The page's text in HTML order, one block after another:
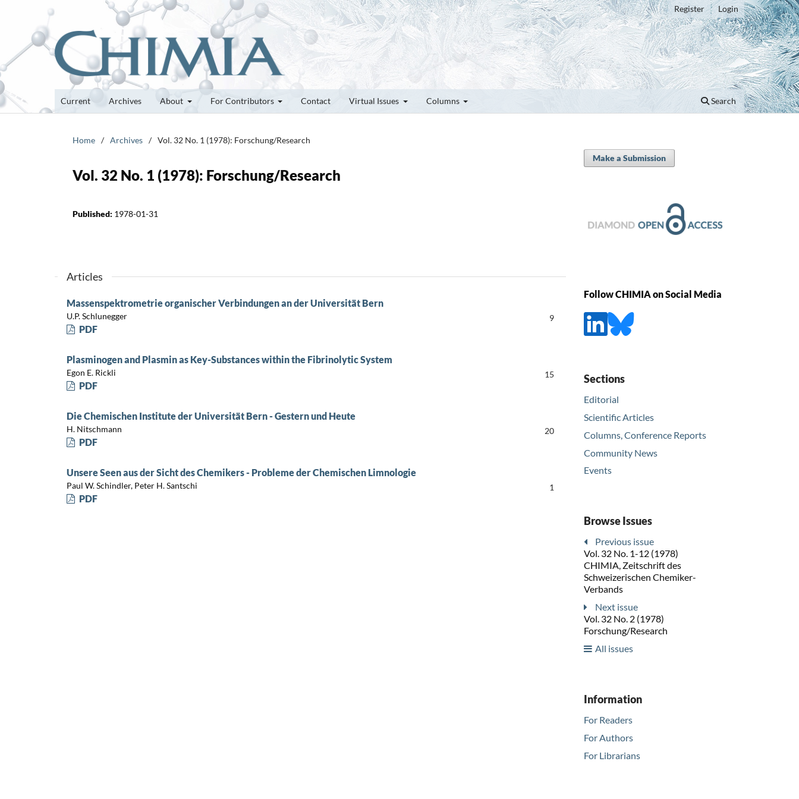
Current Archives About For Contributors Contact Virtual Issues Columns Search
Register Login
Home / Archives / Vol. 32 No. 1 (1978): Forschung/Research
Vol. 32 No. 1 (1978): Forschung/Research
Published: 1978-01-31
Articles
Massenspektrometrie organischer Verbindungen an der Universität Bern
U.P. Schlunegger 9
PDF
Plasminogen and Plasmin as Key-Substances within the Fibrinolytic System
Egon E. Rickli 15
PDF
Die Chemischen Institute der Universität Bern - Gestern und Heute
H. Nitschmann 20
PDF
Unsere Seen aus der Sicht des Chemikers - Probleme der Chemischen Limnologie
Paul W. Schindler, Peter H. Santschi 1
PDF
Make a Submission
Follow CHIMIA on Social Media
Sections
Editorial
Scientific Articles
Columns, Conference Reports
Community News
Events
Browse Issues
Previous issue
Vol. 32 No. 1-12 (1978)
CHIMIA, Zeitschrift des
Schweizerischen Chemiker-
Verbands
Next issue
Vol. 32 No. 2 (1978)
Forschung/Research
All issues
Information
For Readers
For Authors
For Librarians